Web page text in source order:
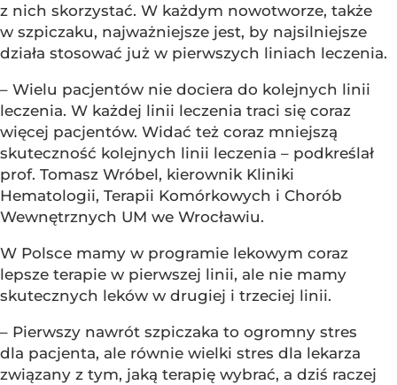
z nich skorzystać. W każdym nowotworze, także
w szpiczaku, najważniejsze jest, by najsilniejsze
działa stosować już w pierwszych liniach leczenia.
– Wielu pacjentów nie dociera do kolejnych linii
leczenia. W każdej linii leczenia traci się coraz
więcej pacjentów. Widać też coraz mniejszą
skuteczność kolejnych linii leczenia – podkreślał
prof. Tomasz Wróbel, kierownik Kliniki
Hematologii, Terapii Komórkowych i Chorób
Wewnętrznych UM we Wrocławiu.
W Polsce mamy w programie lekowym coraz
lepsze terapie w pierwszej linii, ale nie mamy
skutecznych leków w drugiej i trzeciej linii.
– Pierwszy nawrót szpiczaka to ogromny stres
dla pacjenta, ale równie wielki stres dla lekarza
związany z tym, jaką terapię wybrać, a dziś raczej